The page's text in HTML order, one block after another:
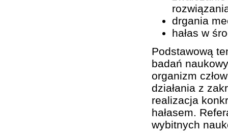
drgania
hałas w
Podstawową
badań
organizm
działania z
realizacja
hałasem.
wybitnych